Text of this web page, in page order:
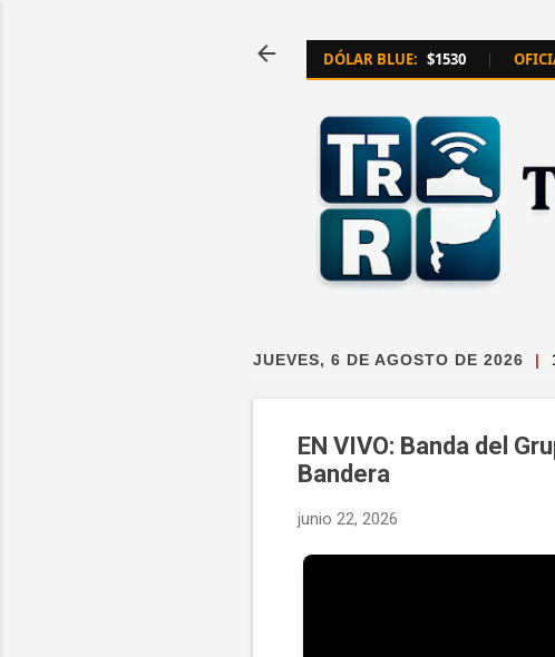
DÓLAR BLUE: $1530 |
JUEVES, 6 DE AGOSTO DE 2026 |
EN VIVO: Banda del
Bandera
junio 22, 2026